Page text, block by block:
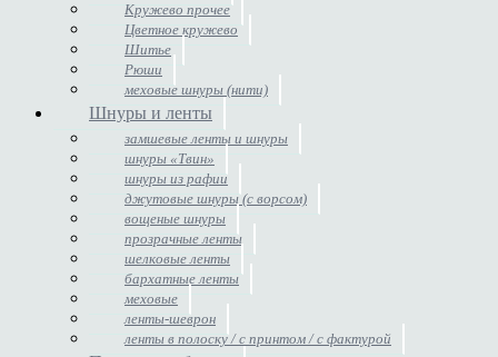
Кружево прочее
Цветное кружево
Шитье
Рюши
меховые шнуры (нити)
Шнуры и ленты
замшевые ленты и шнуры
шнуры «Твин»
шнуры из рафии
джутовые шнуры (с ворсом)
вощеные шнуры
прозрачные ленты
шелковые ленты
бархатные ленты
меховые
ленты-шеврон
ленты в полоску / с принтом / с фактурой